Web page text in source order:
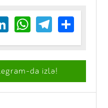
LinkedIn
WhatsApp
Share
da izlə!